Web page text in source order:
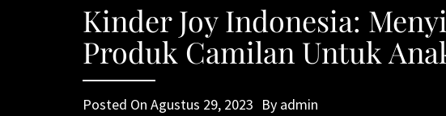
Kinder Joy Indonesia:
Produk Camilan Untuk
Posted On Agustus 29, 2023 By admin